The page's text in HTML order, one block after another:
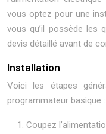
vous optez pour une
vous qu’il possède les
devis détaillé avant de
Installation
Voici les étapes
programmateur basique :
Coupez